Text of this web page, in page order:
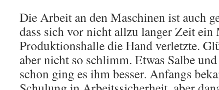
Die Arbeit an den Maschinen ist auch
dass sich vor nicht allzu langer Zeit
Produktionshalle die Hand verletzte.
aber nicht so schlimm. Etwas Salbe
schon ging es ihm besser. Anfangs